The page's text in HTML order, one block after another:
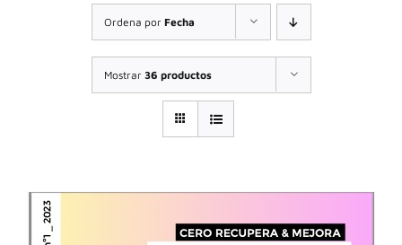
FORMACIÓN
COMUNIDAD
CONTACTO
Ordena por Fecha
Mostrar 36 productos